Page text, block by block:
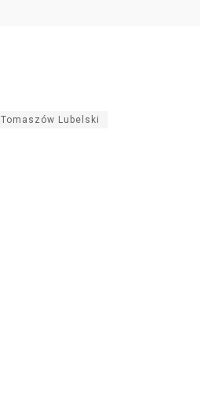
Tomaszów Lubelski